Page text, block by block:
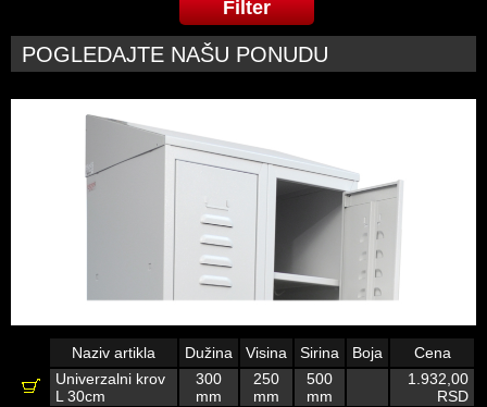
POGLEDAJTE NAŠU PONUDU
Naziv artikla Dužina Visina Sirina Boja
Cena
Univerzalni krov
L 30cm
300
mm
250
mm
500
mm
1.932,00
RSD